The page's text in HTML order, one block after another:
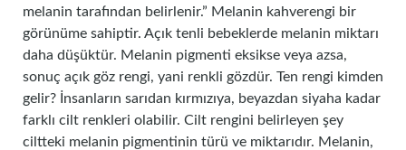
YAZILAR
melanin tarafından belirlenir.” Melanin kahverengi bir
görünüme sahiptir. Açık tenli bebeklerde melanin miktarı
daha düşüktür. Melanin pigmenti eksikse veya azsa,
sonuç açık göz rengi, yani renkli gözdür. Ten rengi kimden
gelir? İnsanların sarıdan kırmızıya, beyazdan siyaha kadar
farklı cilt renkleri olabilir. Cilt rengini belirleyen şey
ciltteki melanin pigmentinin türü ve miktarıdır. Melanin,